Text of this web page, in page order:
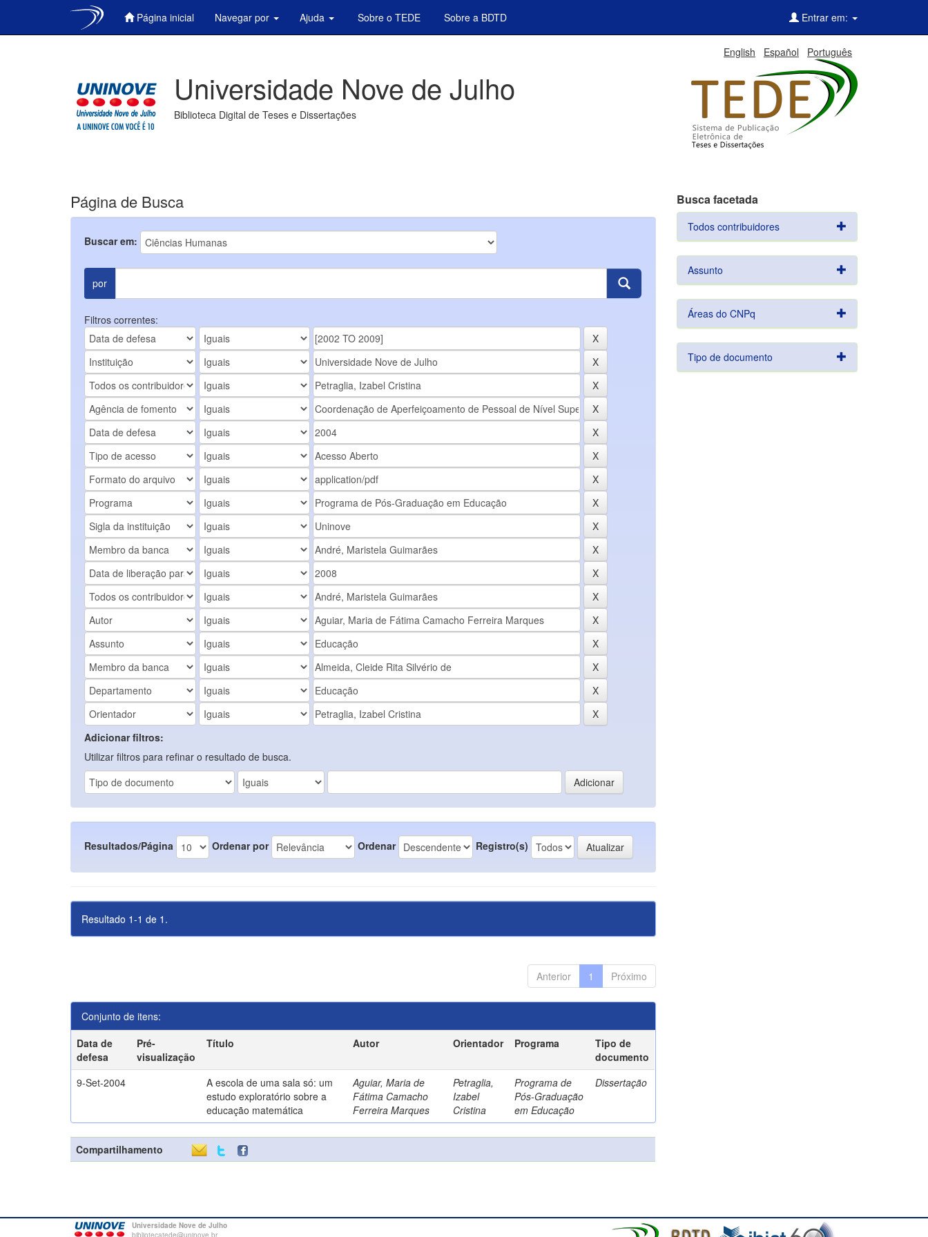
Página inicial Navegar por Ajuda Sobre o TEDE Sobre a BDTD Entrar em:
English Español Português
Universidade Nove de Julho
Biblioteca Digital de Teses e Dissertações
Página de Busca
Buscar em:
por
Filtros correntes:
Adicionar filtros:
Utilizar filtros para refinar o resultado de busca.
Resultados/Página Ordenar por Ordenar Registro(s)
Resultado 1-1 de 1.
Anterior 1 Próximo
Conjunto de itens:
Data de
defesa
Pré-
visualização
Título Autor Orientador Programa
Tipo de
documento
9-Set-2004
A escola de uma sala só: um
estudo exploratório sobre a
educação matemática
Aguiar, Maria de
Fátima Camacho
Ferreira Marques
Petraglia,
Izabel
Cristina
Programa de
Pós-Graduação
em Educação
Dissertação
Compartilhamento
Busca facetada
Todos contribuidores
Assunto
Áreas do CNPq
Tipo de documento
Universidade Nove de Julho
bibliotecatede@uninove.br